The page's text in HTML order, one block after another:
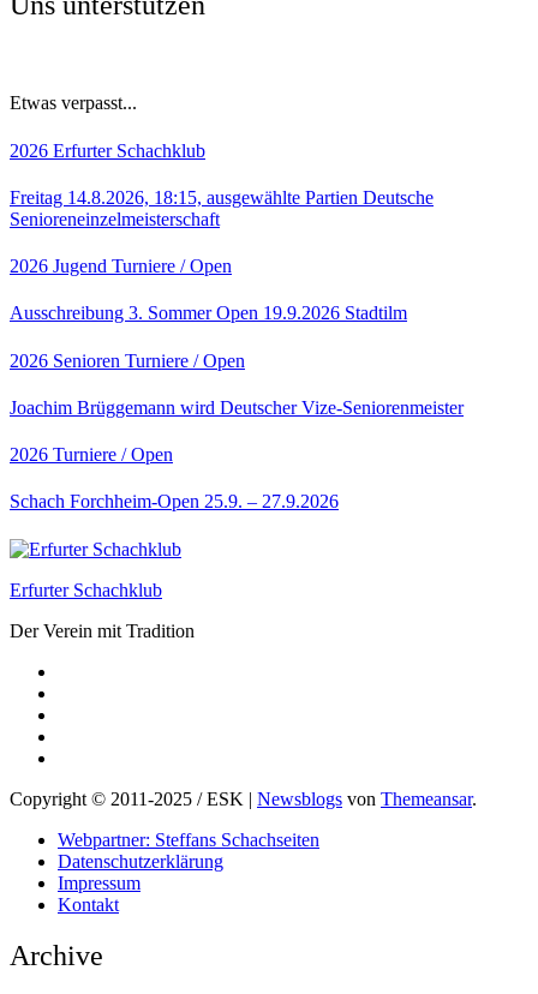
Etwas verpasst...
2026 Erfurter Schachklub
Freitag 14.8.2026, 18:15, ausgewählte Partien Deutsche
Senioreneinzelmeisterschaft
2026 Jugend Turniere / Open
Ausschreibung 3. Sommer Open 19.9.2026 Stadtilm
2026 Senioren Turniere / Open
Joachim Brüggemann wird Deutscher Vize-Seniorenmeister
2026 Turniere / Open
Schach Forchheim-Open 25.9. – 27.9.2026
Erfurter Schachklub
Der Verein mit Tradition
Copyright © 2011-2025 / ESK | Newsblogs von Themeansar.
Webpartner: Steffans Schachseiten
Datenschutzerklärung
Impressum
Kontakt
Archive